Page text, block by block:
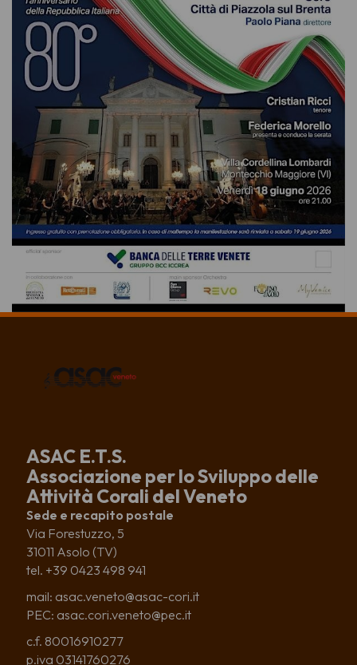
ASAC E.T.S.
Associazione per lo Sviluppo delle
Attività Corali del Veneto
Sede e recapito postale
Via Forestuzzo, 5
31011 Asolo (TV)
tel. +39 0423 498 941
mail: asac.veneto@asac-cori.it
PEC: asac.cori.veneto@pec.it
c.f. 80016910277
p.iva 03141760276